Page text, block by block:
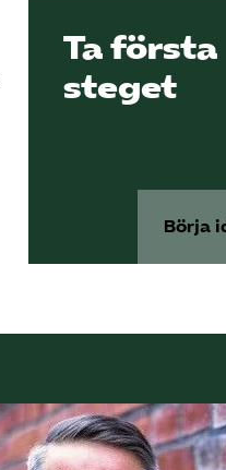
Ta första
steget
Börja